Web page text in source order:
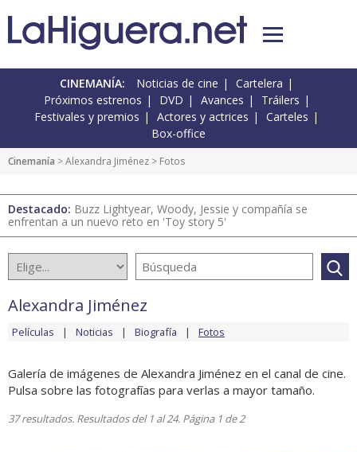
CINEMANÍA: Noticias de cine
Cartelera
Próximos estrenos
DVD Avances
Tráilers
Festivales y premios
Actores y actrices
Carteles
Box-office
Cinemanía >Alexandra Jiménez > Fotos
Destacado: Buzz Lightyear, Woody, Jessie y compañía se
enfrentan a un nuevo reto en 'Toy story 5'
Alexandra Jiménez
Películas Noticias Biografía Fotos
Galería de imágenes de Alexandra Jiménez en el canal de cine.
Pulsa sobre las fotografías para verlas a mayor tamaño.
37 resultados. Resultados del 1 al 24. Página 1 de 2